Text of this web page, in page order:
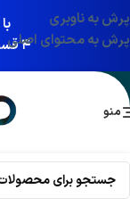
پرش به ناوبری
پرش به محتوای اصلی
با
۴ قسط
منو